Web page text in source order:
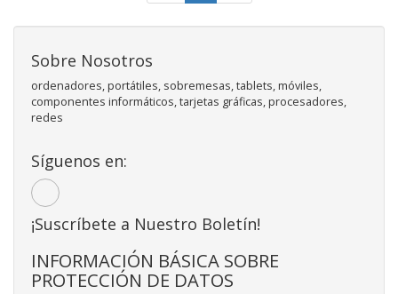
Sobre Nosotros
ordenadores, portátiles, sobremesas, tablets, móviles,
componentes informáticos, tarjetas gráficas, procesadores,
redes
Síguenos en:
¡Suscríbete a Nuestro Boletín!
INFORMACIÓN BÁSICA SOBRE
PROTECCIÓN DE DATOS